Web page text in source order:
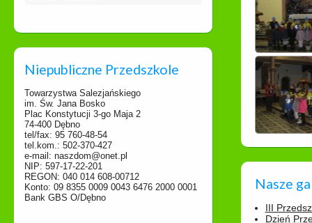
Niepubliczne Przedszkole
Towarzystwa Salezjańskiego
im. Św. Jana Bosko
Plac Konstytucji 3-go Maja 2
74-400 Dębno
tel/fax: 95 760-48-54
tel.kom.: 502-370-427
e-mail: naszdom@onet.pl
NIP: 597-17-22-201
REGON: 040 014 608-00712
Konto: 09 8355 0009 0043 6476 2000 0001
Bank GBS O/Dębno
Nasze
III
Dzień